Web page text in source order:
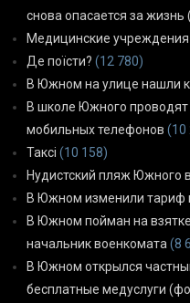
снова опасается за жизнь
Медицинские учреждения
Де поїсти? (12 780)
В Южном на улице нашли
В школе Южного проводят
мобильных телефонов (10
Таксі (10 158)
Нудистский пляж Южного
В Южном изменили тариф
В Южном пойман на
начальник военкомата (8
В Южном открылся
бесплатные медуслуги